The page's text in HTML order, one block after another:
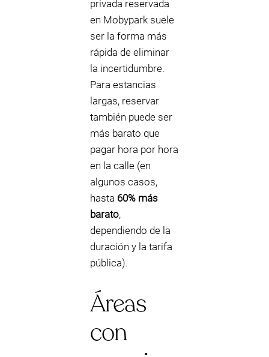
privada reservada
en Mobypark suele
ser la forma más
rápida de eliminar
la incertidumbre.
Para estancias
largas, reservar
también puede ser
más barato que
pagar hora por hora
en la calle (en
algunos casos,
hasta 60% más
barato,
dependiendo de la
duración y la tarifa
pública).
Áreas
con